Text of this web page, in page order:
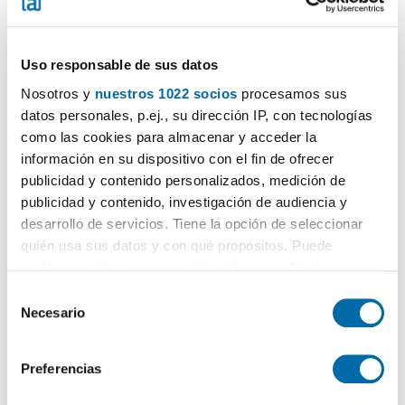
Uso responsable de sus datos
Nosotros y nuestros 1022 socios procesamos sus
datos personales, p.ej., su dirección IP, con tecnologías
como las cookies para almacenar y acceder la
información en su dispositivo con el fin de ofrecer
publicidad y contenido personalizados, medición de
publicidad y contenido, investigación de audiencia y
desarrollo de servicios. Tiene la opción de seleccionar
quién usa sus datos y con qué propósitos. Puede
el Menú de consentimiento.
Recopilar información sobre su ubicación geográfica
Necesario
Preferencias
1.450€
61m 3 Zi. 1 Badezimmer
Ponent / Poniente, Santa Catalina, Palma de Mallorca
Anrufen
Kontaktieren
DESTACADO